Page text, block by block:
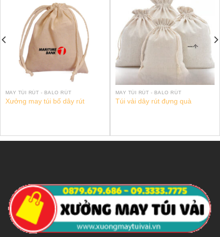
MAY TÚI RÚT - BALO RÚT
Xưởng may túi bố dây rút
MAY TÚI RÚT - BALO RÚT
Túi vải dây rút đựng quà